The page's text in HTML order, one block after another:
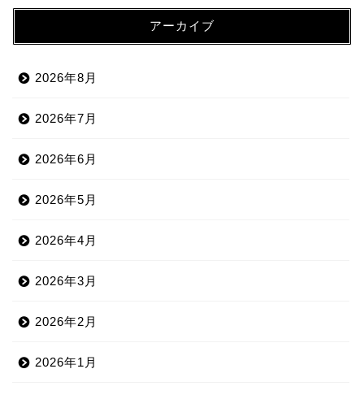
アーカイブ
2026年8月
2026年7月
2026年6月
2026年5月
2026年4月
2026年3月
2026年2月
2026年1月